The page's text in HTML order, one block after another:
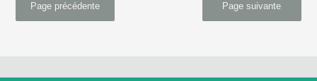
Page suivante
Page précédente